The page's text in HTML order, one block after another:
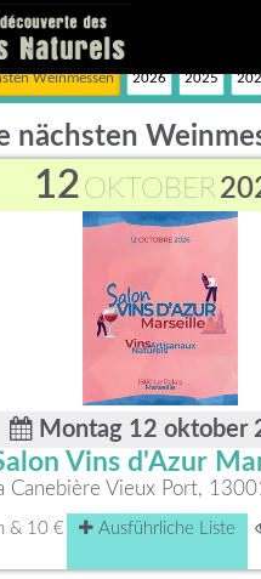
Weinmessen 2026 2025
nächsten
12 OKTOBER
Montag 12 oktober
Vins d'Azur
Canebière Vieux Port,
& 10 € Ausführliche Liste